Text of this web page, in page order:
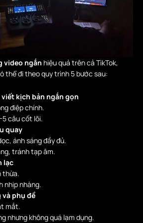
video ngắn hiệu quả trên cả TikTok,
thể đi theo quy trình 5 bước sau:
viết kịch bản ngắn gọn
điệp chính.
câu cốt lõi.
quay
ánh sáng đầy đủ.
tránh tạp âm.
lạc
thừa.
nhịp nhàng.
và phụ đề
mắt.
nhưng không quá lạm dụng.